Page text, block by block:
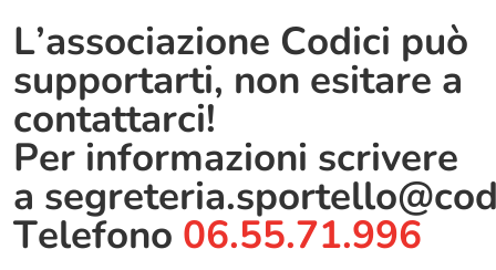
L’associazione Codici può
supportarti, non esitare a
contattarci!
Per informazioni scrivere
a
Telefono 06.55.71.996